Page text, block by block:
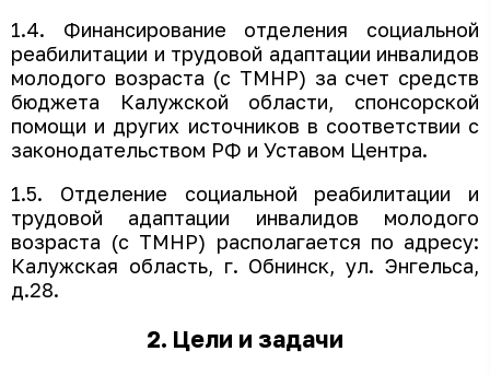
1.4. Финансирование отделения социальной
реабилитации и трудовой адаптации инвалидов
молодого возраста (с ТМНР) за счет средств
бюджета Калужской области, спонсорской
помощи и других источников в соответствии с
законодательством РФ и Уставом Центра.
1.5. Отделение социальной реабилитации и
трудовой адаптации инвалидов молодого
возраста (с ТМНР) располагается по адресу:
Калужская область, г. Обнинск, ул. Энгельса,
д.28.
2. Цели и задачи